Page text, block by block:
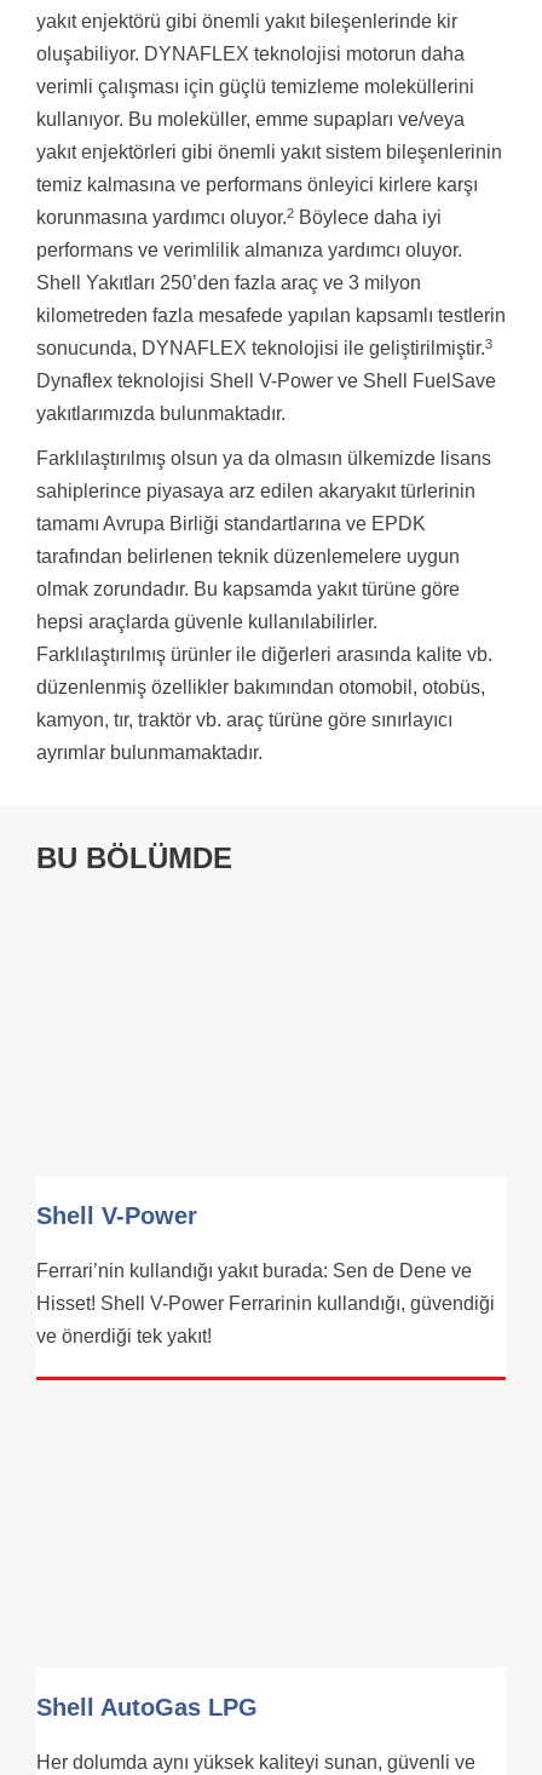
yakıt enjektörü gibi önemli yakıt bileşenlerinde kir
oluşabiliyor. DYNAFLEX teknolojisi motorun daha
verimli çalışması için güçlü temizleme moleküllerini
kullanıyor. Bu moleküller, emme supapları ve/veya
yakıt enjektörleri gibi önemli yakıt sistem bileşenlerinin
temiz kalmasına ve performans önleyici kirlere karşı
korunmasına yardımcı oluyor.2 Böylece daha iyi
performans ve verimlilik almanıza yardımcı oluyor.
Shell Yakıtları 250’den fazla araç ve 3 milyon
kilometreden fazla mesafede yapılan kapsamlı testlerin
sonucunda, DYNAFLEX teknolojisi ile geliştirilmiştir.3
Dynaflex teknolojisi Shell V-Power ve Shell FuelSave
yakıtlarımızda bulunmaktadır.
Farklılaştırılmış olsun ya da olmasın ülkemizde lisans
sahiplerince piyasaya arz edilen akaryakıt türlerinin
tamamı Avrupa Birliği standartlarına ve EPDK
tarafından belirlenen teknik düzenlemelere uygun
olmak zorundadır. Bu kapsamda yakıt türüne göre
hepsi araçlarda güvenle kullanılabilirler.
Farklılaştırılmış ürünler ile diğerleri arasında kalite vb.
düzenlenmiş özellikler bakımından otomobil, otobüs,
kamyon, tır, traktör vb. araç türüne göre sınırlayıcı
ayrımlar bulunmamaktadır.
BU BÖLÜMDE
Shell V-Power
Ferrari’nin kullandığı yakıt burada: Sen de Dene ve
Hisset! Shell V-Power Ferrarinin kullandığı, güvendiği
ve önerdiği tek yakıt!
Shell AutoGas LPG
Her dolumda aynı yüksek kaliteyi sunan, güvenli ve